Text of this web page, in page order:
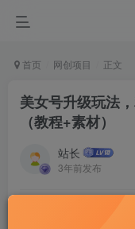
首页 网创项目 正文
美女号升级玩法
（教程+素材）
站长
3年前发布